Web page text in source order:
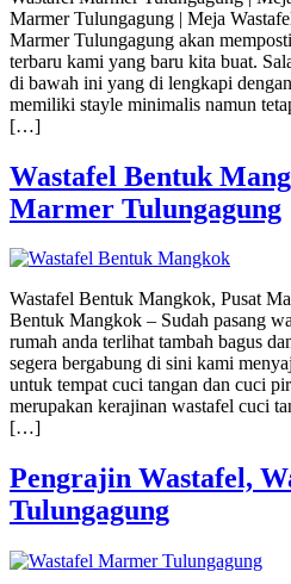
Marmer Tulungagung | Meja
Marmer Tulungagung akan
terbaru kami yang baru kita buat.
di bawah ini yang di lengkapi
memiliki stayle minimalis namun
[…]
Wastafel Bentuk
Marmer Tulungagung
Wastafel Bentuk Mangkok, Pusat
Bentuk Mangkok – Sudah pasang
rumah anda terlihat tambah bagus
segera bergabung di sini kami
untuk tempat cuci tangan dan cuci
merupakan kerajinan wastafel cuci
[…]
Pengrajin Wastafel,
Tulungagung